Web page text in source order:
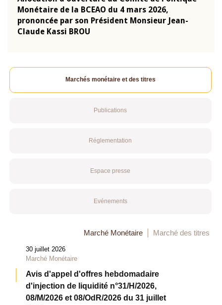
Monétaire de la BCEAO du 4 mars 2026,
prononcée par son Président Monsieur Jean-
Claude Kassi BROU
Marchés monétaire et des titres
Publications
Réglementation
Espace presse
Evénements
Marché Monétaire Marché des titres
30 juillet 2026
Marché Monétaire
Avis d'appel d'offres hebdomadaire
d'injection de liquidité n°31/H/2026,
08/M/2026 et 08/OdR/2026 du 31 juillet